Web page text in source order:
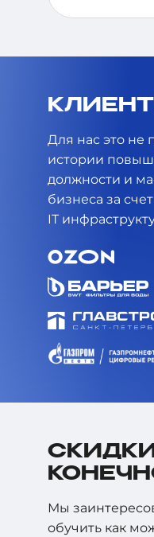
Для нас это не
истории
должности и
бизнеса за
IT
Мы
обучить как